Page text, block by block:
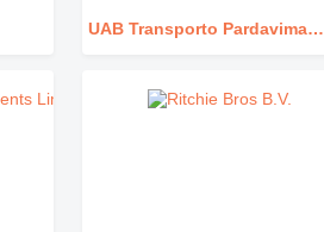
UAB Transporto Pardavimai / MAN TopUsed Lithuania